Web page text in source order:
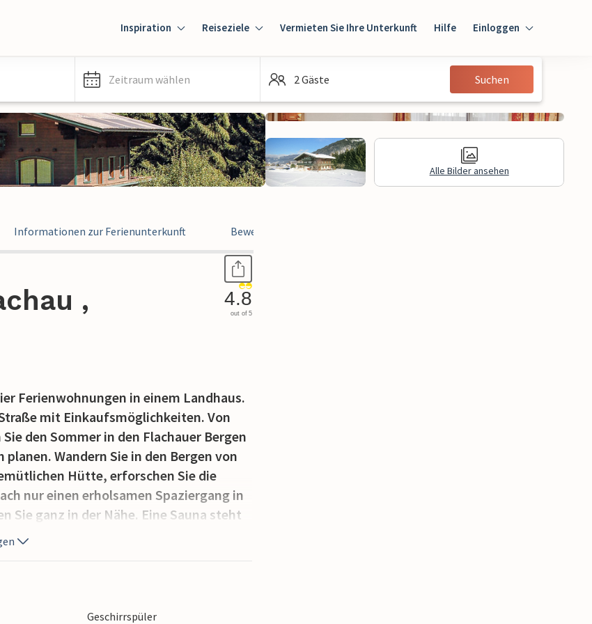
Inspiration Reiseziele Vermieten Sie Ihre Unterkunft Hilfe Einloggen
Einloggen
Gast
Zeitraum wählen 2 Gäste Suchen
Alle Bilder ansehen
Informationen zur Ferienunterkunft Bewertungen
,
4.8
out of 5
Ferienwohnungen in einem Landhaus.
mit Einkaufsmöglichkeiten. Von
den Sommer in den Flachauer Bergen
Wandern Sie in den Bergen von
Hütte, erforschen Sie die
nur einen erholsamen Spaziergang in
Sie ganz in der Nähe. Eine Sauna steht
Haus befindet sich eine Liegewiese. In
Badespaß und Wellnessvegnügen in
verschiedenen Becken, vom Wellen-
ist für die ganze Familie
das Herz begehrt. An heißen Tagen
Geschirrspüler